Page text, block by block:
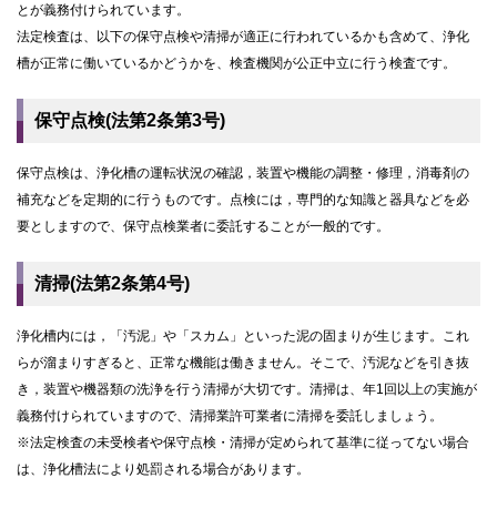
とが義務付けられています。
法定検査は、以下の保守点検や清掃が適正に行われているかも含めて、浄化
槽が正常に働いているかどうかを、検査機関が公正中立に行う検査です。
保守点検(法第2条第3号)
保守点検は、浄化槽の運転状況の確認，装置や機能の調整・修理，消毒剤の
補充などを定期的に行うものです。点検には，専門的な知識と器具などを必
要としますので、保守点検業者に委託することが一般的です。
清掃(法第2条第4号)
浄化槽内には，「汚泥」や「スカム」といった泥の固まりが生じます。これ
らが溜まりすぎると、正常な機能は働きません。そこで、汚泥などを引き抜
き，装置や機器類の洗浄を行う清掃が大切です。清掃は、年1回以上の実施が
義務付けられていますので、清掃業許可業者に清掃を委託しましょう。
※法定検査の未受検者や保守点検・清掃が定められて基準に従ってない場合
は、浄化槽法により処罰される場合があります。